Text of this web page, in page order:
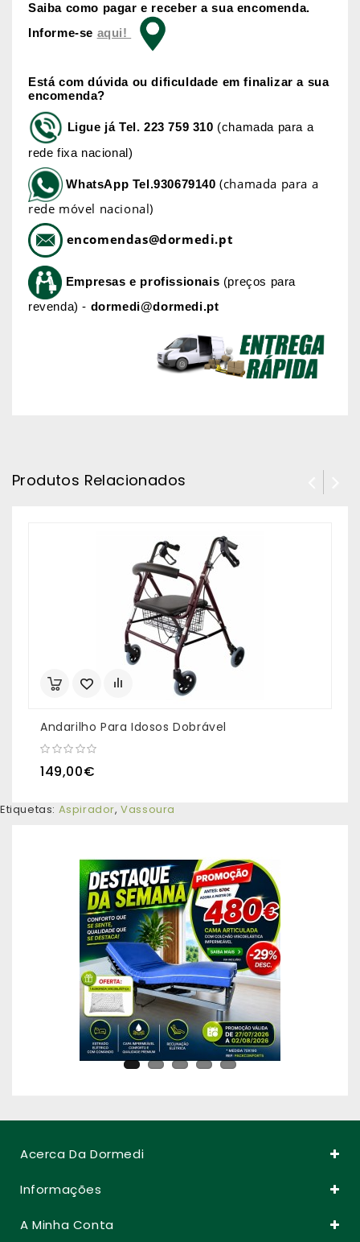
Saiba como pagar e receber a sua encomenda.
Informe-se aqui!
Está com dúvida ou dificuldade em finalizar a sua
encomenda?
Ligue já Tel. 223 759 310 (chamada para a
rede fixa nacional)
WhatsApp Tel.930679140 (chamada para a
rede móvel nacional)
encomendas@dormedi.pt
Empresas e profissionais (preços para
revenda) - dormedi@dormedi.pt
Produtos Relacionados
Andarilho Para Idosos Dobrável
149,00€
Etiquetas: Aspirador,Vassoura
Acerca Da Dormedi
Informações
A Minha Conta